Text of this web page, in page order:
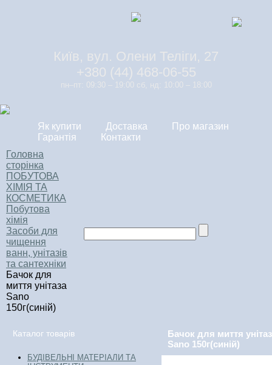
Київ, вул. Олени Теліги, 27
+380 (44) 468-06-55
пн–пт: 09:30 – 19:00 сб, нд: 10:00 – 18:00
Як купити Доставка
Про магазин
Гарантія
Контакти
Головна
сторінка
ПОБУТОВА
ХІМІЯ ТА
КОСМЕТИКА
Побутова
хімія
Засоби для
чищення
ванн, унітазів
та сантехніки
Бачок для
миття унітаза
Sano
150г(синій)
Каталог товарів
БУДІВЕЛЬНІ МАТЕРІАЛИ ТА
Бачок для миття
Sano 150г(синій)